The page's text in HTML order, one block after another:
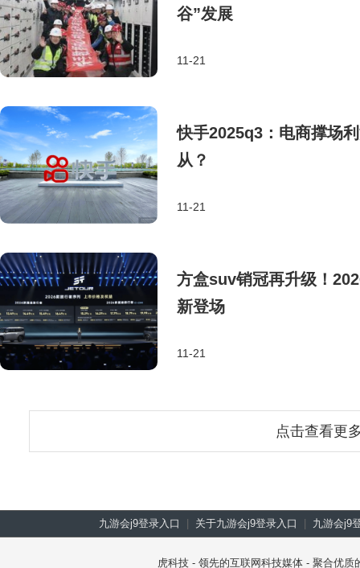
谷”发展
11-21
快手2025q3：电商撑场
从？
11-21
方盒suv销冠再升级！
新登场
11-21
点击查看更
九游会j9登录入口 关于九游会j9登录入口 九游会j9
虎科技 - 领先的互联网科技媒体 - 聚合优